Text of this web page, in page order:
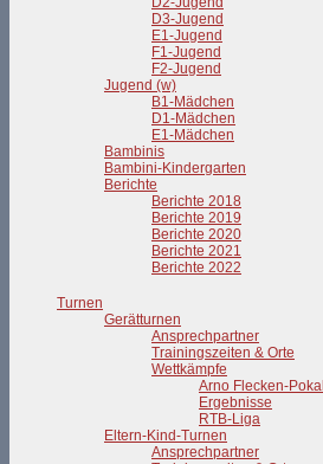
D3-Jugend
E1-Jugend
F1-Jugend
F2-Jugend
Jugend (w)
B1-Mädchen
D1-Mädchen
E1-Mädchen
Bambinis
Bambini-Kindergarten
Berichte
Berichte 2018
Berichte 2019
Berichte 2020
Berichte 2021
Berichte 2022
Turnen
Gerätturnen
Ansprechpartner
Trainingszeiten & Orte
Wettkämpfe
Arno Flecken-Pokal
Ergebnisse
RTB-Liga
Eltern-Kind-Turnen
Ansprechpartner